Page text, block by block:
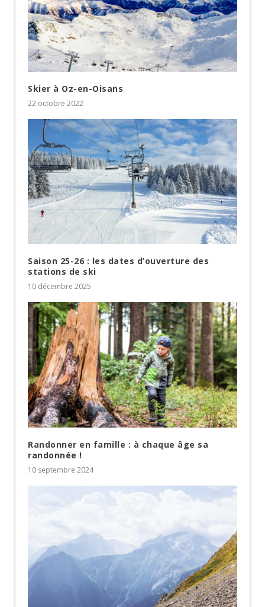
Skier à Oz-en-Oisans
22 octobre 2022
Saison 25-26 : les dates d’ouverture des
stations de ski
10 décembre 2025
Randonner en famille : à chaque âge sa
randonnée !
10 septembre 2024